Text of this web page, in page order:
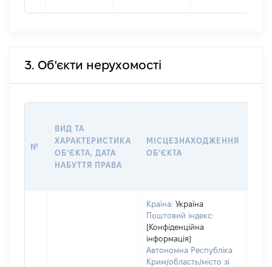
3. Об'єкти нерухомості
№
ВИД ТА
ХАРАКТЕРИСТИКА
ОБʼЄКТА, ДАТА
НАБУТТЯ ПРАВА
МІСЦЕЗНАХОДЖЕННЯ
ОБʼЄКТА
Країна: Україна
Поштовий індекс:
[Конфіденційна
інформація]
Автономна Республіка
Крим/область/місто зі